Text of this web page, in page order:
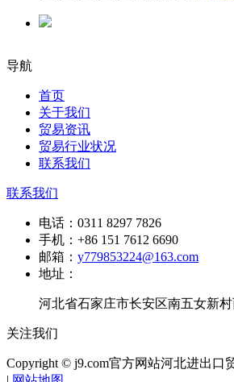
导航
首页
关于我们
贸易资讯
贸易行业状况
联系我们
联系我们
电话： 0311 8297 7826
手机： +86 151 7612 6690
邮箱： y779853224@163.com
地址：
河北省石家庄市长安区南五女新村
关注我们
Copyright © j9.com官方网站河北进出口